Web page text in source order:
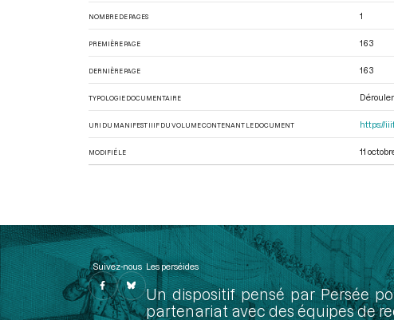
NOMBRE DE PAGES 1
PREMIÈRE PAGE 163
DERNIÈRE PAGE 163
TYPOLOGIE DOCUMENTAIRE
URI DU MANIFEST IIIF DU VOLUME CONTENANT LE DOCUMENT https://
MODIFIÉ LE 11
Suivez-nous Les perséides
Un dispositif pensé par Persée
partenariat avec des équipes de